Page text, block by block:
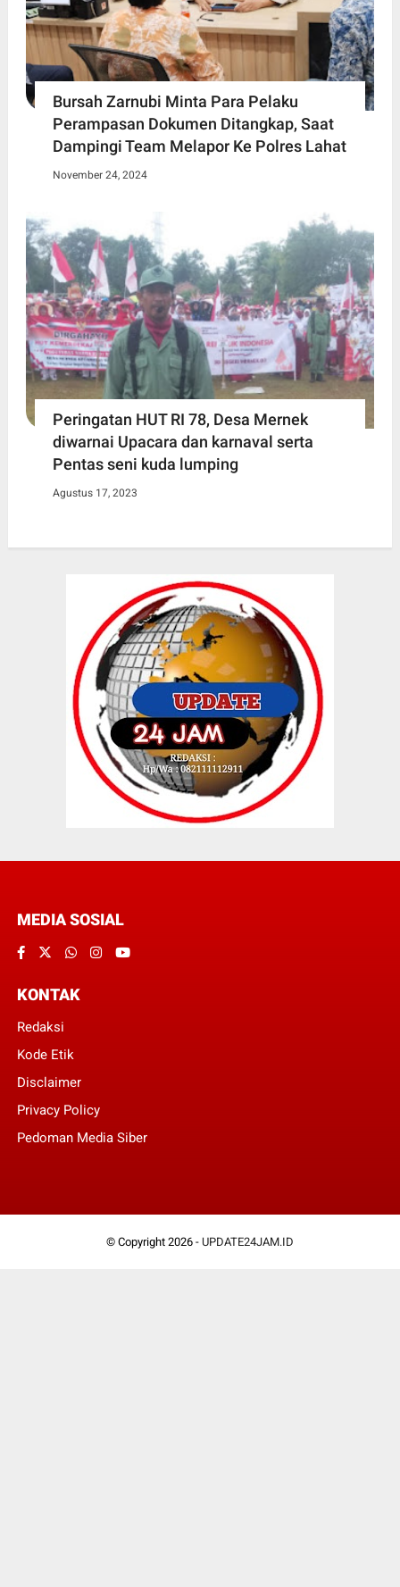
Bursah Zarnubi Minta Para Pelaku
Perampasan Dokumen Ditangkap, Saat
Dampingi Team Melapor Ke Polres Lahat
November 24, 2024
Peringatan HUT RI 78, Desa Mernek
diwarnai Upacara dan karnaval serta
Pentas seni kuda lumping
Agustus 17, 2023
MEDIA SOSIAL
KONTAK
Redaksi
Kode Etik
Disclaimer
Privacy Policy
Pedoman Media Siber
© Copyright 2026 - UPDATE24JAM.ID